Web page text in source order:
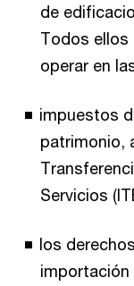
de
Todos ellos
operar en
impuestos
patrimonio,
Servicios
los
importación